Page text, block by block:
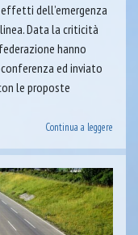
dell’emergenza
Data la criticità
hanno
ed inviato
le proposte
Continua a leggere